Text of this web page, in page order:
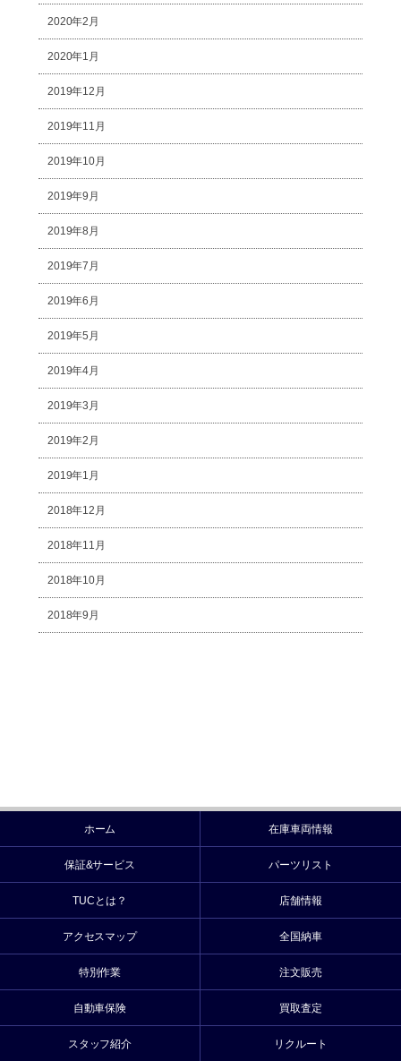
2020年2月
2020年1月
2019年12月
2019年11月
2019年10月
2019年9月
2019年8月
2019年7月
2019年6月
2019年5月
2019年4月
2019年3月
2019年2月
2019年1月
2018年12月
2018年11月
2018年10月
2018年9月
ホーム 在庫車両情報
保証&サービス パーツリスト
TUCとは？ 店舗情報
アクセスマップ 全国納車
特別作業 注文販売
自動車保険 買取査定
スタッフ紹介 リクルート